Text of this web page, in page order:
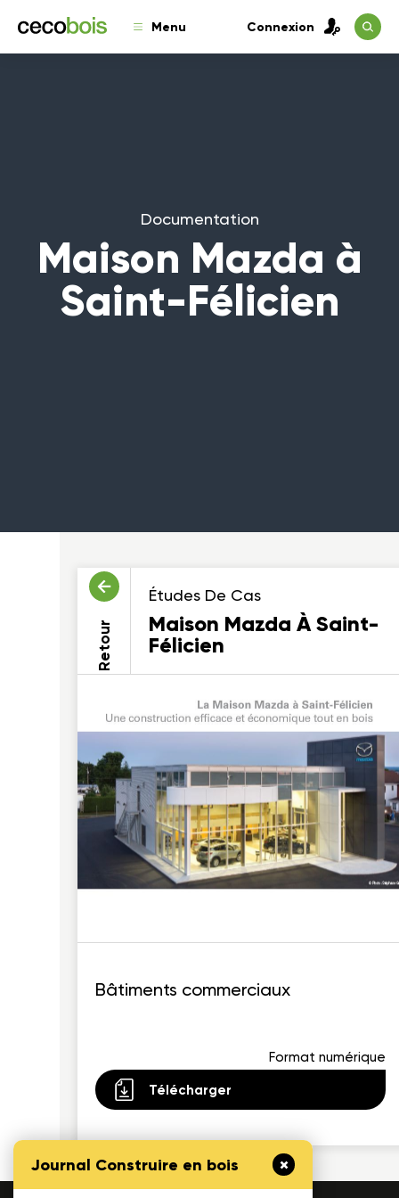
Menu Connexion
Journal Construire en bois
Documentation
Maison Mazda à
Saint-Félicien
Retour
Études De Cas
Maison Mazda À Saint-
Félicien
Bâtiments commerciaux
Format numérique
Télécharger